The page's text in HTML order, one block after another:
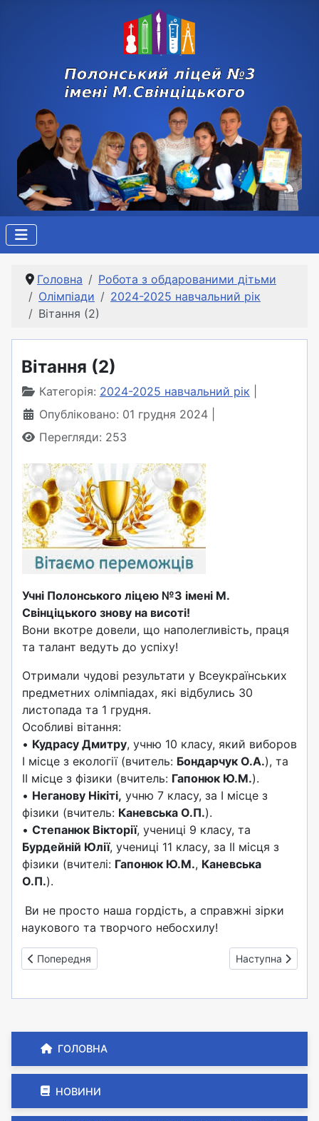
ГОЛОВНА
НОВИНИ
Головна
Робота з обдарованими дітьми
Олімпіади
2024-2025 навчальний рік
Вітання (2)
Вітання (2)
Категорія: 2024-2025 навчальний рік
Опубліковано: 01 грудня 2024
Перегляди: 253
Учні Полонського ліцею №3 імені М.
Свінціцького знову на висоті!
Вони вкотре довели, що наполегливість, праця
та талант ведуть до успіху!
Отримали чудові результати у Всеукраїнських
предметних олімпіадах, які відбулись 30
листопада та 1 грудня.
Особливі вітання:
• Кудрасу Дмитру, учню 10 класу, який виборов
І місце з екології (вчитель: Бондарчук О.А.), та
ІІ місце з фізики (вчитель: Гапонюк Ю.М.).
• Неганову Нікіті, учню 7 класу, за І місце з
фізики (вчитель: Каневська О.П.).
• Степанюк Вікторії, учениці 9 класу, та
Бурдейній Юлії, учениці 11 класу, за ІІ місця з
фізики (вчителі: Гапонюк Ю.М., Каневська
О.П.).
Ви не просто наша гордість, а справжні зірки
наукового та творчого небосхилу!
Попередня стаття: Олімпіада з правознавства - 2024 (2)
Попередня Наступна
Наступна